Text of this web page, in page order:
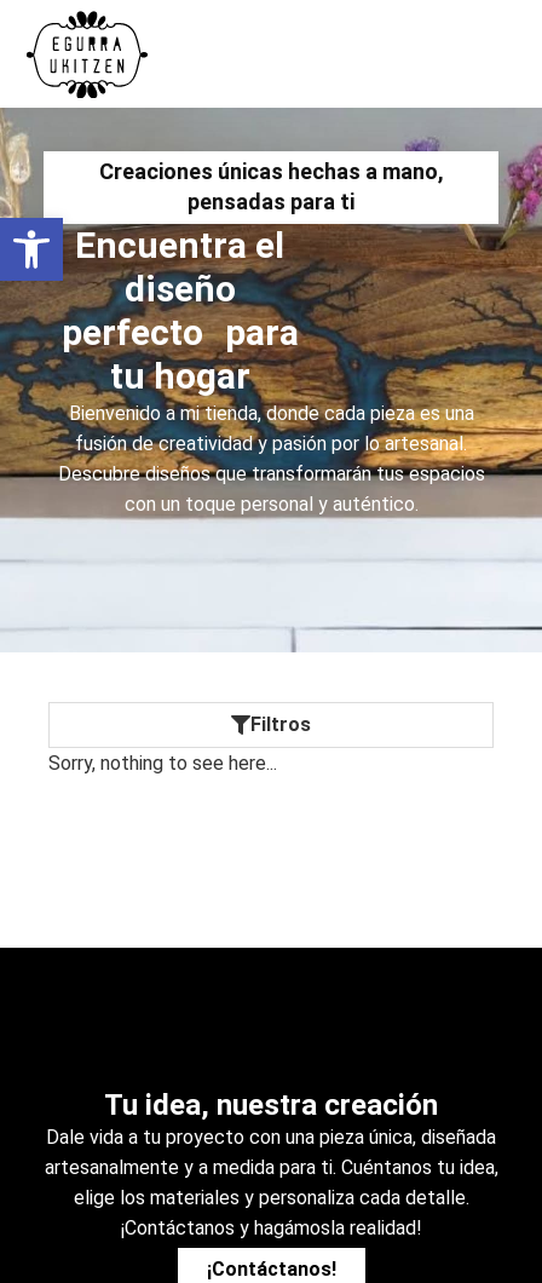
Creaciones únicas hechas a mano,
pensadas para ti
Encuentra el
diseño
perfecto para
tu hogar
Bienvenido a mi tienda, donde cada pieza es una
fusión de creatividad y pasión por lo artesanal.
Descubre diseños que transformarán tus espacios
con un toque personal y auténtico.
Filtros
Sorry, nothing to see here...
Tu idea, nuestra creación
Dale vida a tu proyecto con una pieza única, diseñada
artesanalmente y a medida para ti. Cuéntanos tu idea,
elige los materiales y personaliza cada detalle.
¡Contáctanos y hagámosla realidad!
¡Contáctanos!
Abrir barra de herramientas